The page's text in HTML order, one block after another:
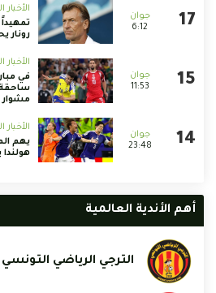
6:12
الأخبار
رونار
11:53
الأخبار
في
مشوار
23:48
الأخبار
يهم
هولندا
أهم الأندية العالمية
الترجي الرياضي التونسي